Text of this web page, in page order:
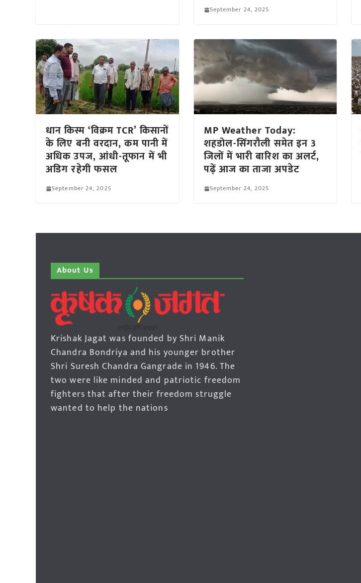
September 24, 2025
धान किस्म ‘विक्रम TCR’ किसानों
के लिए बनी वरदान, कम पानी में
अधिक उपज, आंधी-तूफान में भी
अडिग रहेगी फसल
September 24, 2025
MP Weather Today:
शहडोल-सिंगरौली समेत इन 3
जिलों में भारी बारिश का अलर्ट,
पढ़ें आज का ताजा अपडेट
September 24, 2025
About Us
Krishak Jagat was founded by Shri Manik
Chandra Bondriya and his younger brother
Shri Suresh Chandra Gangrade in 1946. The
two were like minded and patriotic freedom
fighters that after their freedom struggle
wanted to help the nations